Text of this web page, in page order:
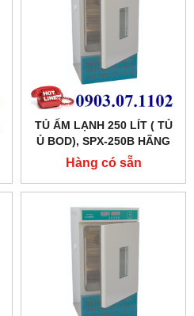
TỦ ẤM LẠNH 250 LÍT ( TỦ
Ủ BOD), SPX-250B HÃNG
XINGCHEN SHKT
Hàng có sẵn